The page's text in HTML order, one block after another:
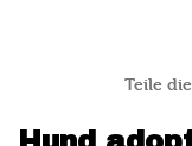
Teile